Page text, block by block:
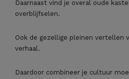
Daarnaast vind je overal oude
overblijfselen.
Ook de gezellige pleinen vertellen
verhaal.
Daardoor combineer je cultuur